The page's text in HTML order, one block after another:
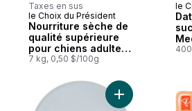
Taxes en sus
Coup de cœur
le Choix du Président
Nourriture sèche de
qualité supérieure
pour chiens adultes
Nutrition première
au saumon, aux
pommes de terre et
aux pois
7 kg, 0,50 $/100g
le
Ajouter